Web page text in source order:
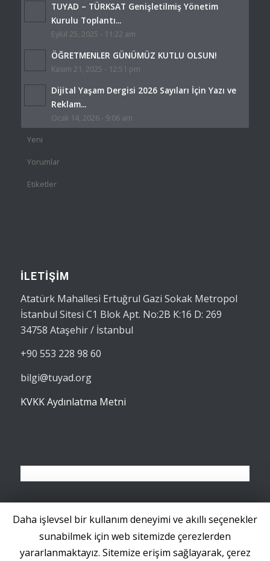
TUYAD – TÜRKSAT Genişletilmiş Yönetim
Kurulu Toplantı...
Eylül 25, 2025 - 11:22 am
ÖĞRETMENLER GÜNÜMÜZ KUTLU OLSUN!
Kasım 21, 2025 - 12:51 pm
Dijital Yaşam Dergisi 2026 Sayıları İçin Yazı ve
Reklam...
Ocak 14, 2026 - 9:06 am
Yeni
Yorumlar
Etiketler
İLETİŞİM
Atatürk Mahallesi Ertuğrul Gazi Sokak Metropol
İstanbul Sitesi C1 Blok Apt. No:2B K:16 D: 269
34758 Ataşehir / İstanbul
+90 553 228 98 60
bilgi@tuyad.org
KVKK Aydınlatma Metni
Twitter'da RSS Beslemesine
Daha işlevsel bir kullanım deneyimi ve akıllı seçenekler
sunabilmek için web sitemizde çerezlerden
yararlanmaktayız. Sitemize erişim sağlayarak, çerez